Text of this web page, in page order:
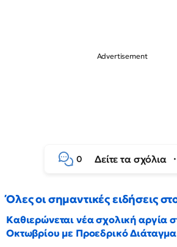
0 Δείτε τα σχόλια
Όλες οι σημαντικές ειδήσεις
Καθιερώνεται νέα σχολική αργία
Οκτωβρίου με Προεδρικό Διάταγμα